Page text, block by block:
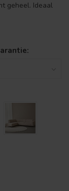
geheel. Ideaal